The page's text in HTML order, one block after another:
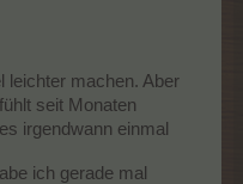
ist Farm.
leichter machen. Aber
seit Monaten
irgendwann einmal
ich gerade mal